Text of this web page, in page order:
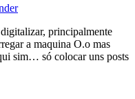
principalmente
a maquina O.o mas
sim… só colocar uns posts